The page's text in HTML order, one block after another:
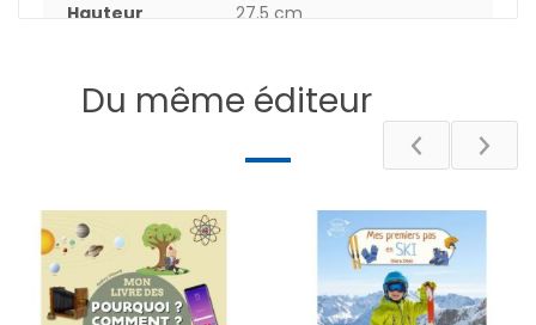
Hauteur 27.5 cm
Poids 21.5 g
DESCRIPTIF
Du même éditeur